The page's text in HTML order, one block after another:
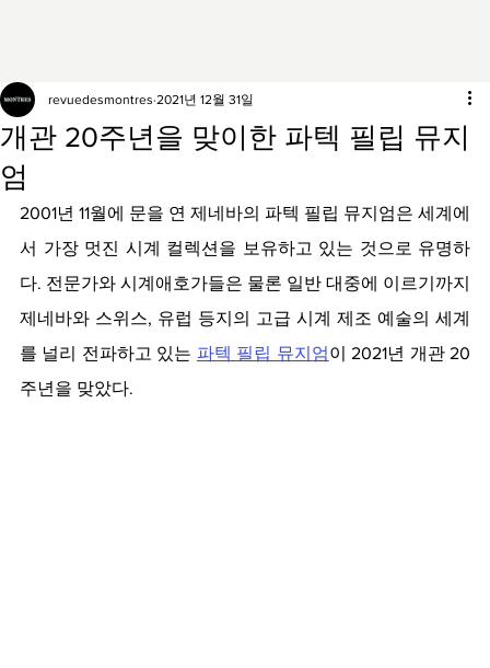
개관 20주년을 맞이한 파텍 필립 뮤지
엄
revuedesmontres 2021년 12월 31일
2001년 11월에 문을 연 제네바의 파텍 필립 뮤지엄은 세계에
서 가장 멋진 시계 컬렉션을 보유하고 있는 것으로 유명하
다. 전문가와 시계애호가들은 물론 일반 대중에 이르기까지
제네바와 스위스, 유럽 등지의 고급 시계 제조 예술의 세계
를 널리 전파하고 있는 파텍 필립 뮤지엄이 2021년 개관 20
주년을 맞았다.